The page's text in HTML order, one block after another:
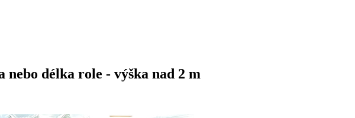
nebo délka role - výška nad 2 m